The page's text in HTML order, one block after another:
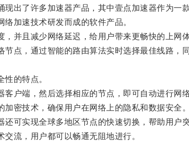
了许多加速器产品，其中壹点加速器作为一
加速技术研发而成的软件产品。
并且减少网络延迟，给用户带来更畅快的上网体
，通过智能的路由算法实时选择最佳线路，
的特点。
端，然后选择相应的节点，即可自动进行网络
密技术，确保用户在网络上的隐私和数据安全。
实现全球多地区节点的快速切换，帮助用户
流，用户都可以畅通无阻地进行。